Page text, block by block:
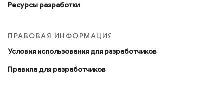
Ресурсы разработки
ПРАВОВАЯ ИНФОРМАЦИЯ
Условия использования для разработчиков
Правила для разработчиков